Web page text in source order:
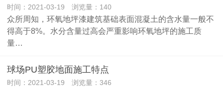
时间：2021-03-19 浏览量：140
众所周知，环氧地坪漆建筑基础表面混凝土的含水量一般不
得高于8%。水分含量过高会严重影响环氧地坪的施工质
量…
球场PU塑胶地面施工特点
时间：2021-03-19 浏览量：346